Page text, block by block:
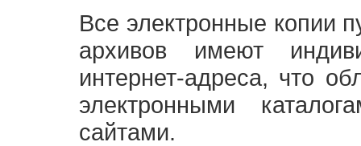
Все электронные копии
архивов имеют
интернет-адреса, что
электронными
сайтами.